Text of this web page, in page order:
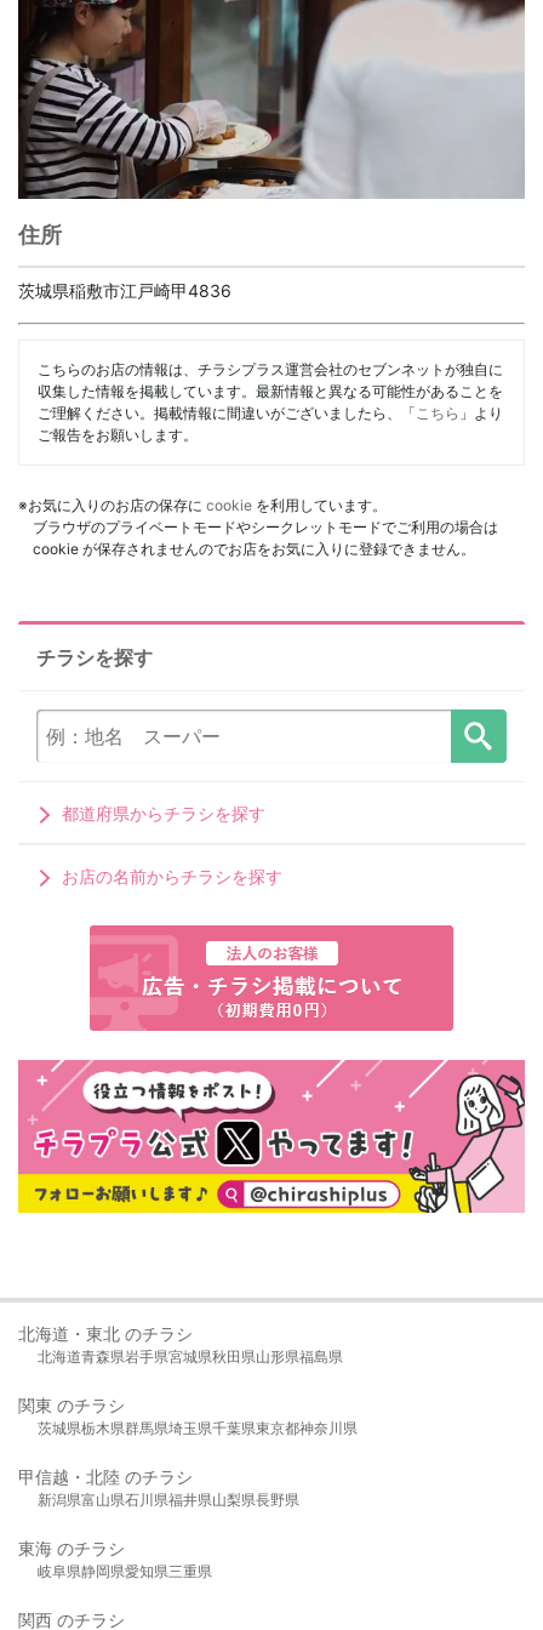
住所
茨城県稲敷市江戸崎甲4836
こちらのお店の情報は、チラシプラス運営会社のセブンネットが独自に
収集した情報を掲載しています。最新情報と異なる可能性があることを
ご理解ください。掲載情報に間違いがございましたら、「こちら 」より
ご報告をお願いします。
※お気に入りのお店の保存に cookie を利用しています。
ブラウザのプライベートモードやシークレットモードでご利用の場合は
cookie が保存されませんのでお店をお気に入りに登録できません。
チラシを探す
都道府県からチラシを探す
お店の名前からチラシを探す
北海道・東北 のチラシ
北海道青森県岩手県宮城県秋田県山形県福島県
関東 のチラシ
茨城県栃木県群馬県埼玉県千葉県東京都神奈川県
甲信越・北陸 のチラシ
新潟県富山県石川県福井県山梨県長野県
東海 のチラシ
岐阜県静岡県愛知県三重県
関西 のチラシ